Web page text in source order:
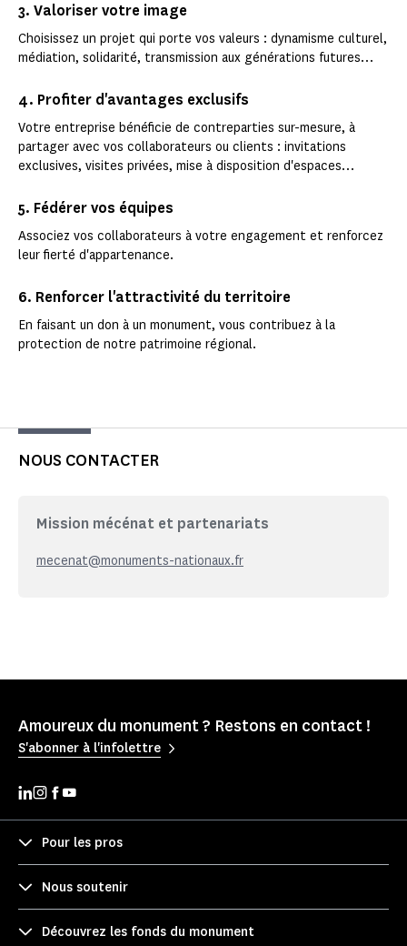
3. Valoriser votre image
Choisissez un projet qui porte vos valeurs : dynamisme culturel,
médiation, solidarité, transmission aux générations futures…
4. Profiter d'avantages exclusifs
Votre entreprise bénéficie de contreparties sur-mesure, à
partager avec vos collaborateurs ou clients : invitations
exclusives, visites privées, mise à disposition d'espaces…
5. Fédérer vos équipes
Associez vos collaborateurs à votre engagement et renforcez
leur fierté d'appartenance.
6. Renforcer l'attractivité du territoire
En faisant un don à un monument, vous contribuez à la
protection de notre patrimoine régional.
NOUS CONTACTER
Mission mécénat et partenariats
mecenat@monuments-nationaux.fr
Amoureux du monument ? Restons en contact !
S'abonner à l'infolettre
Pour les pros
Nous soutenir
Découvrez les fonds du monument